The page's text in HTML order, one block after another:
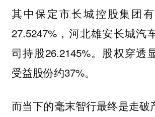
其中保定市长城控股集团
27.5247%，河北雄安长城汽
司持股26.2145%。股权穿透
受益股份约37%。
而当下的毫末智行最终是走破